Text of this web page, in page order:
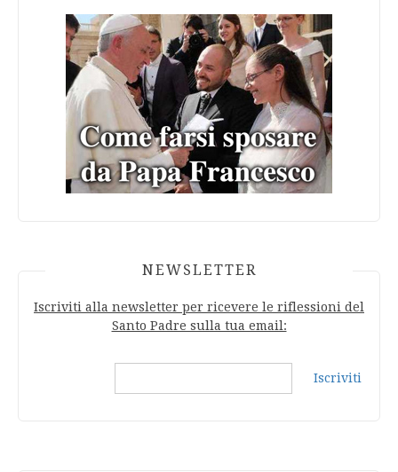
NEWSLETTER
Iscriviti alla newsletter per ricevere le riflessioni del
Santo Padre sulla tua email:
Iscriviti